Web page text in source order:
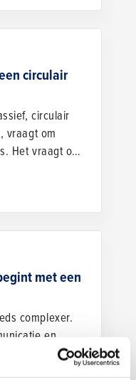
een
een circulair
circulair
circulair
vraagt om
Het vraagt om
durven
Algemeen
Omrin en Rob
intensief
dit project tot
met een
complexer.
en
daardoor